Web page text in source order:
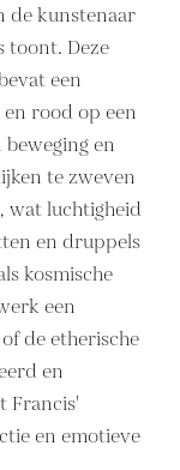
de kunstenaar
toont. Deze
een
rood op een
en
te zweven
wat luchtigheid
en druppels
kosmische
een
de etherische
en
Francis'
en emotieve